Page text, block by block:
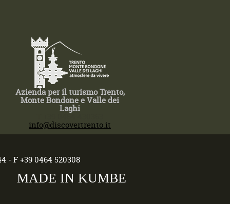
Azienda per il turismo Trento,
Monte Bondone e Valle dei
Laghi
info@discovertrento.it
- F +39 0464 520308
MADE IN KUMBE